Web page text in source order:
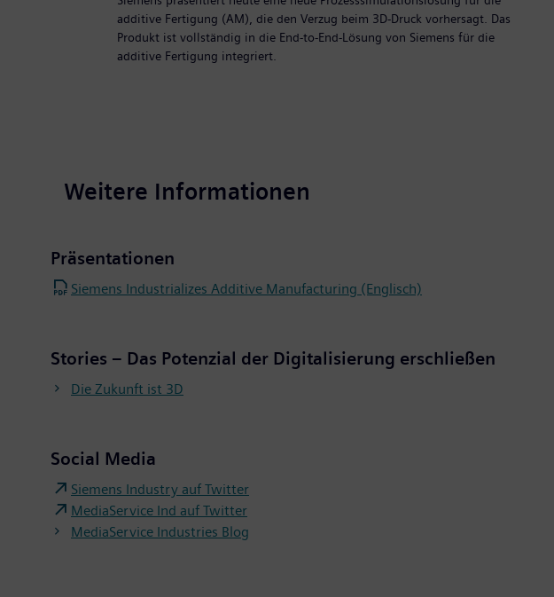
additive Fertigung (AM), die den Verzug beim 3D-Druck vorhersagt. Das
Produkt ist vollständig in die End-to-End-Lösung von Siemens für die
additive Fertigung integriert.
Weitere Informationen
Präsentationen
Siemens Industrializes Additive Manufacturing (Englisch)
Stories – Das Potenzial der Digitalisierung erschließen
Die Zukunft ist 3D
Social Media
Siemens Industry auf Twitter
MediaService Ind auf Twitter
MediaService Industries Blog